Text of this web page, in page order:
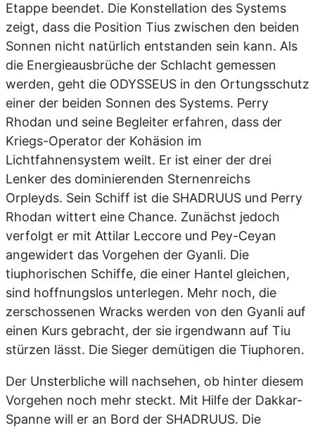
Etappe beendet. Die Konstellation des Systems
zeigt, dass die Position Tius zwischen den beiden
Sonnen nicht natürlich entstanden sein kann. Als
die Energieausbrüche der Schlacht gemessen
werden, geht die ODYSSEUS in den Ortungsschutz
einer der beiden Sonnen des Systems. Perry
Rhodan und seine Begleiter erfahren, dass der
Kriegs-Operator der Kohäsion im
Lichtfahnensystem weilt. Er ist einer der drei
Lenker des dominierenden Sternenreichs
Orpleyds. Sein Schiff ist die SHADRUUS und Perry
Rhodan wittert eine Chance. Zunächst jedoch
verfolgt er mit Attilar Leccore und Pey-Ceyan
angewidert das Vorgehen der Gyanli. Die
tiuphorischen Schiffe, die einer Hantel gleichen,
sind hoffnungslos unterlegen. Mehr noch, die
zerschossenen Wracks werden von den Gyanli auf
einen Kurs gebracht, der sie irgendwann auf Tiu
stürzen lässt. Die Sieger demütigen die Tiuphoren.
Der Unsterbliche will nachsehen, ob hinter diesem
Vorgehen noch mehr steckt. Mit Hilfe der Dakkar-
Spanne will er an Bord der SHADRUUS. Die